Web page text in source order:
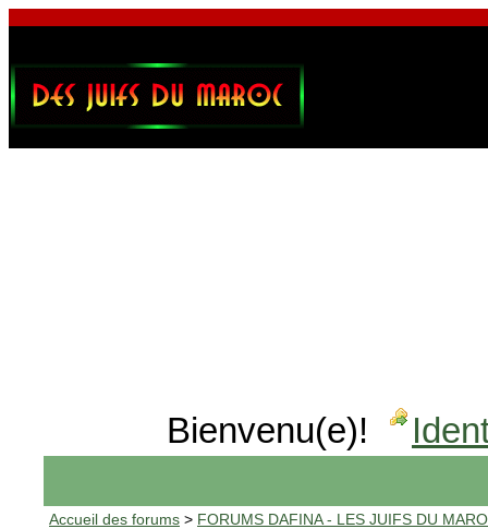
Bienvenu(e)!
Accueil des forums > FORUMS DAFINA - LES JUIFS DU